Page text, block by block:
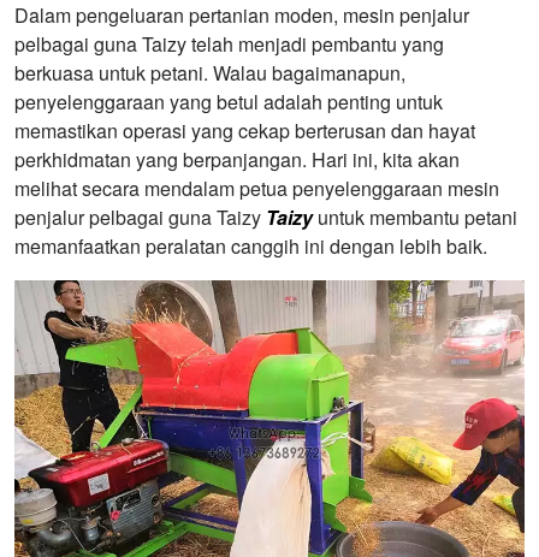
Dalam pengeluaran pertanian moden, mesin penjalur
pelbagai guna Taizy telah menjadi pembantu yang
berkuasa untuk petani. Walau bagaimanapun,
penyelenggaraan yang betul adalah penting untuk
memastikan operasi yang cekap berterusan dan hayat
perkhidmatan yang berpanjangan. Hari ini, kita akan
melihat secara mendalam petua penyelenggaraan mesin
penjalur pelbagai guna Taizy Taizyuntuk membantu petani
memanfaatkan peralatan canggih ini dengan lebih baik.